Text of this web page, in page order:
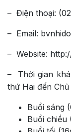
– Điện thoại:
– Email:
– Website:
– Thời gian
thứ Hai đến
Buổi sáng
Buổi chiều